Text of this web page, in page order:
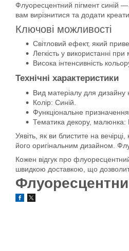
Флуоресцентний пігмент синій —
вам вирізнитися та додати
Ключові можливості
Світловий ефект, який
Легкість у використанні при
Висока інтенсивність
Технічні характеристики
Вид матеріалу для дизайну
Колір: Синій.
Функціональне
Тематика декору, малюнка:
Уявіть, як ви блистите на
його оригінальним дизайном.
Кожен відгук про
швидкою доставкою, що